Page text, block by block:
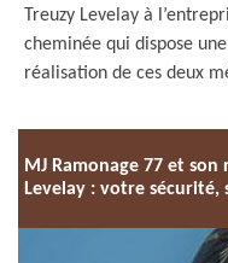
Treuzy Levelay à
cheminée qui dispose
réalisation de ces deux
MJ Ramonage 77 et
Levelay : votre sécurité,